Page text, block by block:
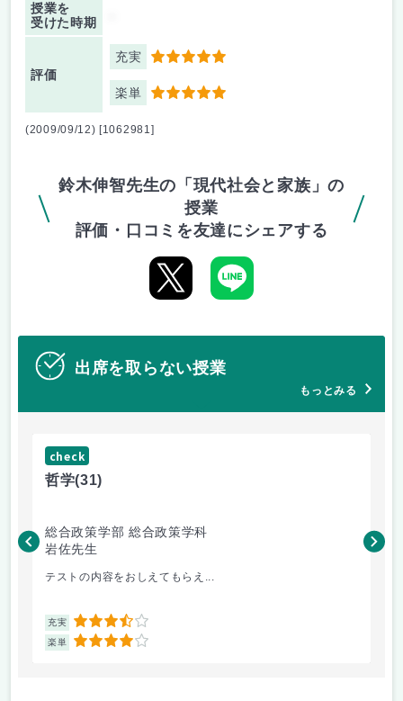
授業を
受けた時期
評価
充実 5
楽単 5
(2009/09/12) [1062981]
鈴木伸智先生の「現代社会と家族」の
授業
評価・口コミを友達にシェアする
出席を取らない授業
もっとみる
check
哲学(31)
総合政策学部 総合政策学科
岩佐先生
テストの内容をおしえてもらえ...
充実 3.5
楽単 4
長